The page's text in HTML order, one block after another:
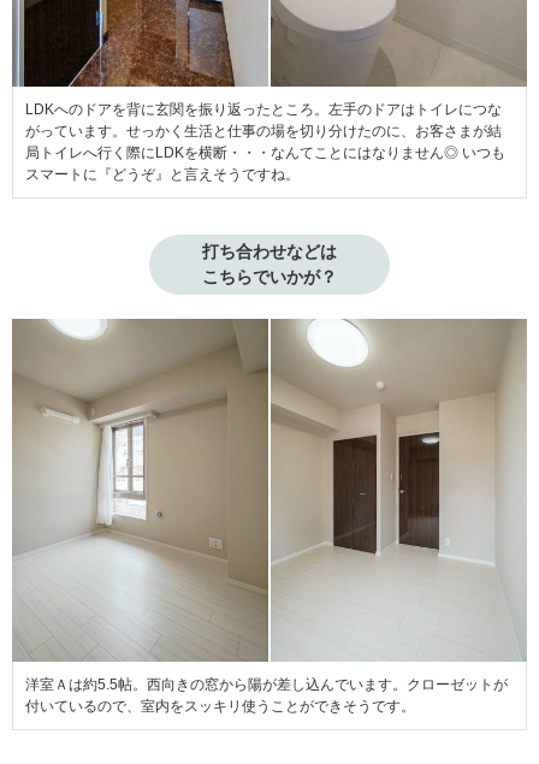
LDKへのドアを背に玄関を振り返ったところ。左手のドアはトイレにつな
がっています。せっかく生活と仕事の場を切り分けたのに、お客さまが結
局トイレへ行く際にLDKを横断・・・なんてことにはなりません◎ いつも
スマートに『どうぞ』と言えそうですね。
打ち合わせなどは
こちらでいかが？
洋室Ａは約5.5帖。西向きの窓から陽が差し込んでいます。クローゼットが
付いているので、室内をスッキリ使うことができそうです。